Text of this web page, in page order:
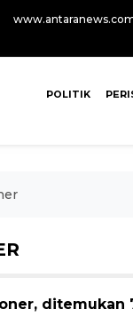
POLITIK
ditemukan